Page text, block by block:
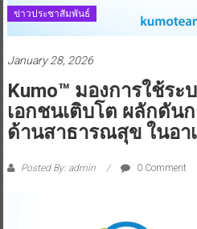
ข่าวประชาสัมพันธ์
January 28, 2026
Kumo™ มองการใช้ร
เอกชนเติบโต ผลักดัน
ด้านสาธารณสุข ในอา
Posted By: admin 0 Comment